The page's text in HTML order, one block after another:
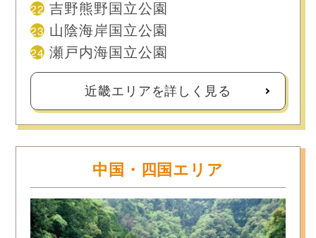
22 吉野熊野国立公園
23 山陰海岸国立公園
24 瀬戸内海国立公園
近畿エリアを詳しく見る
中国・四国エリア